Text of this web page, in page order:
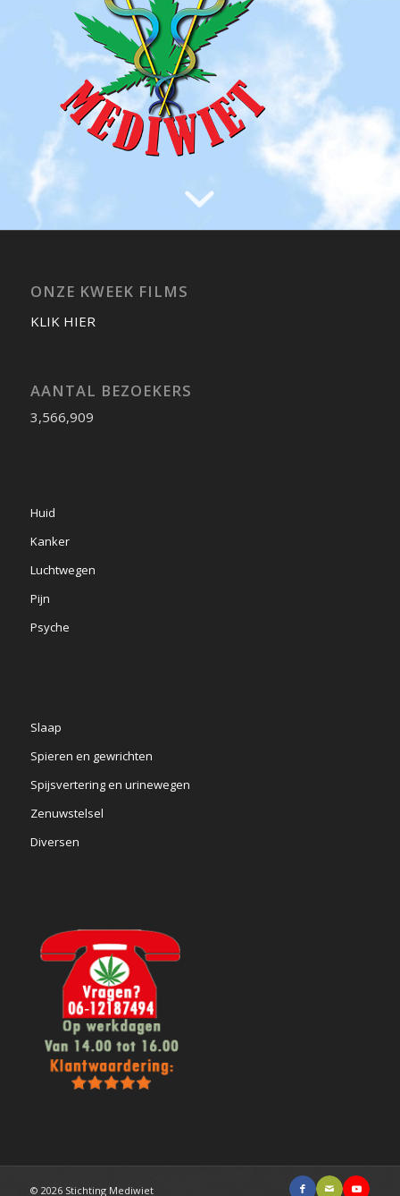
ONZE KWEEK FILMS
KLIK HIER
AANTAL BEZOEKERS
3,566,909
Huid
Kanker
Luchtwegen
Pijn
Psyche
Slaap
Spieren en gewrichten
Spijsvertering en urinewegen
Zenuwstelsel
Diversen
© 2026 Stichting Mediwiet